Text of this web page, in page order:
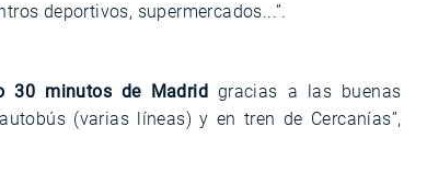
deportivos, supermercados...”.
30 minutos de Madridgracias a las buenas
(varias líneas) y en tren de Cercanías”,